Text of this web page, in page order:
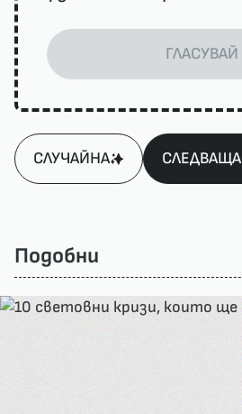
ГЛАСУВАЙ
СЛУЧАЙНА СЛЕДВАЩА
Подобни